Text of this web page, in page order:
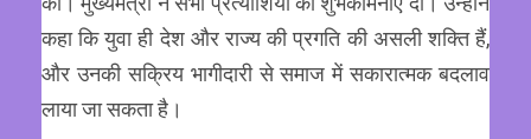
कहा कि युवा ही देश और राज्य की प्रगति की असली शक्ति हैं,
और उनकी सक्रिय भागीदारी से समाज में सकारात्मक बदलाव
लाया जा सकता है।